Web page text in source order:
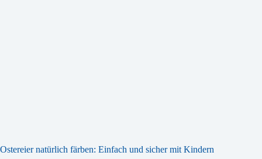
Ostereier natürlich färben: Einfach und sicher mit Kindern